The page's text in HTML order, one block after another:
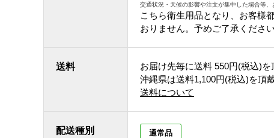
交通状況・天候の影響や注文が集中した場合等、
こちら衛生用品となり、お客様
おりません。予めご了承ください
送料 お届け先毎に送料 550円(税込)を
沖縄県は送料1,100円(税込)を頂
送料について
配送種別 通常品